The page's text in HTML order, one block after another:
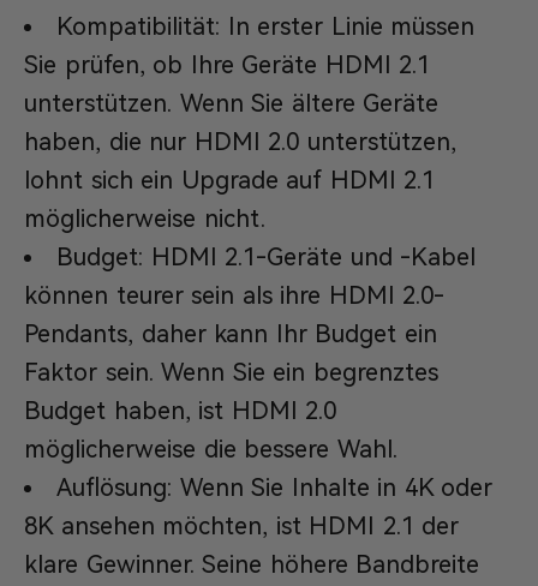
Kompatibilität: In erster Linie müssen
Sie prüfen, ob Ihre Geräte HDMI 2.1
unterstützen. Wenn Sie ältere Geräte
haben, die nur HDMI 2.0 unterstützen,
lohnt sich ein Upgrade auf HDMI 2.1
möglicherweise nicht.
Budget: HDMI 2.1-Geräte und -Kabel
können teurer sein als ihre HDMI 2.0-
Pendants, daher kann Ihr Budget ein
Faktor sein. Wenn Sie ein begrenztes
Budget haben, ist HDMI 2.0
möglicherweise die bessere Wahl.
Auflösung: Wenn Sie Inhalte in 4K oder
8K ansehen möchten, ist HDMI 2.1 der
klare Gewinner. Seine höhere Bandbreite